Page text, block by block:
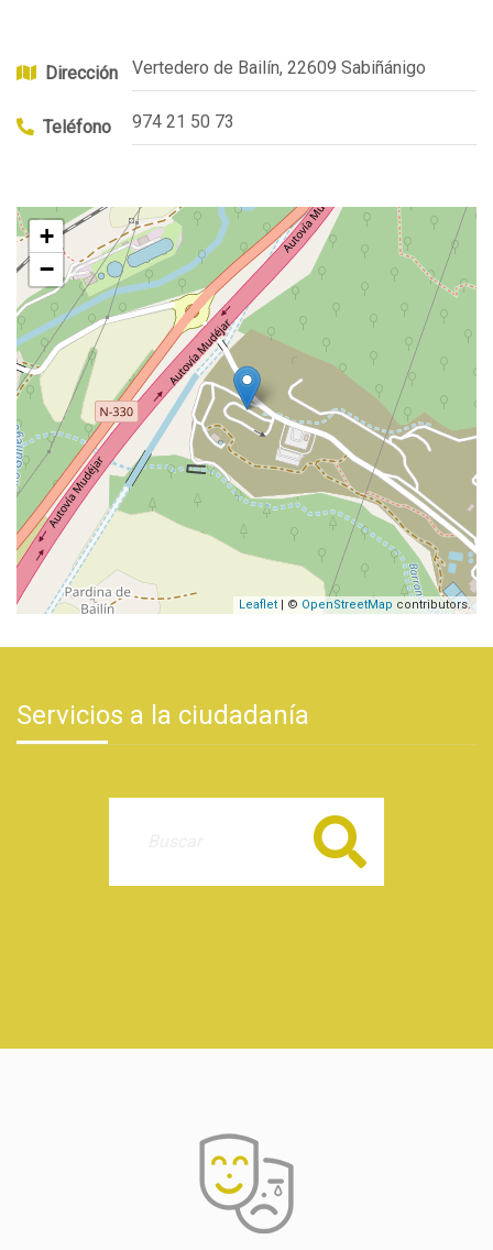
Dirección Vertedero de Bailín, 22609 Sabiñánigo
Teléfono 974 21 50 73
+
−
Leaflet | © OpenStreetMap contributors.
Servicios a la ciudadanía
Buscar